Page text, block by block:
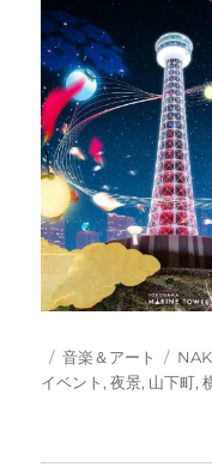
投
稿
カ
テ
音楽＆アート
タ
グ
イベント,夜景, 山下町,